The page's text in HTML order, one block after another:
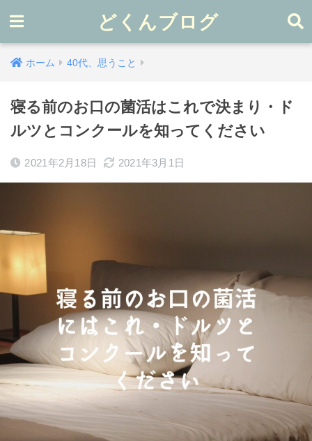
どくんブログ
ホーム 40代、思うこと
寝る前のお口の菌活はこれで決まり・ド
ルツとコンクールを知ってください
2021年2月18日 2021年3月1日